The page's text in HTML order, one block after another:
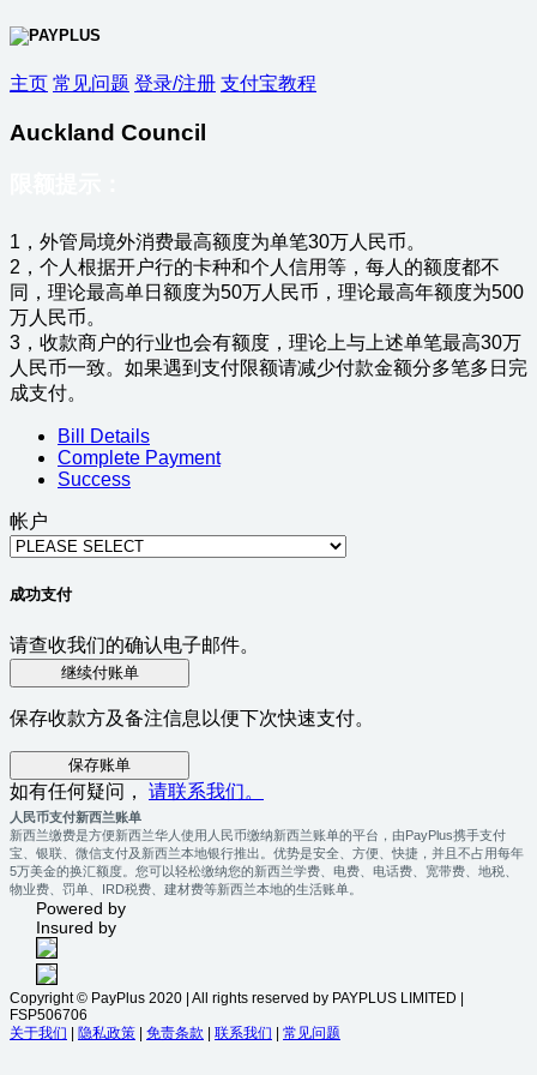
主页 常见问题 登录/注册 支付宝教程
Auckland Council
1，外管局境外消费最高额度为单笔30万人民币。
2，个人根据开户行的卡种和个人信用等，每人的额度都不
同，理论最高单日额度为50万人民币，理论最高年额度为500
万人民币。
3，收款商户的行业也会有额度，理论上与上述单笔最高30万
人民币一致。如果遇到支付限额请减少付款金额分多笔多日完
成支付。
Bill Details
Complete Payment
Success
帐户
成功支付
请查收我们的确认电子邮件。
继续付账单
保存收款方及备注信息以便下次快速支付。
保存账单
如有任何疑问， 请联系我们。
人民币支付新西兰账单
新西兰缴费是方便新西兰华人使用人民币缴纳新西兰账单的平台，由PayPlus携手支付
宝、银联、微信支付及新西兰本地银行推出。优势是安全、方便、快捷，并且不占用每年
5万美金的换汇额度。您可以轻松缴纳您的新西兰学费、电费、电话费、宽带费、地税、
物业费、罚单、IRD税费、建材费等新西兰本地的生活账单。
Powered by
Insured by
Copyright © PayPlus 2020 | All rights reserved by PAYPLUS LIMITED |
FSP506706
关于我们 | 隐私政策 | 免责条款 | 联系我们 | 常见问题